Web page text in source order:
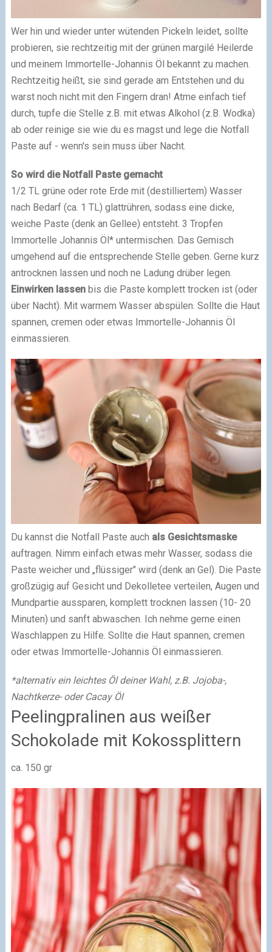
Wer hin und wieder unter wütenden Pickeln leidet, sollte
probieren, sie rechtzeitig mit der grünen margilé Heilerde
und meinem Immortelle-Johannis Öl bekannt zu machen.
Rechtzeitig heißt, sie sind gerade am Entstehen und du
warst noch nicht mit den Fingern dran! Atme einfach tief
durch, tupfe die Stelle z.B. mit etwas Alkohol (z.B. Wodka)
ab oder reinige sie wie du es magst und lege die Notfall
Paste auf - wenn's sein muss über Nacht.
So wird die Notfall Paste gemacht
1/2 TL grüne oder rote Erde mit (destilliertem) Wasser
nach Bedarf (ca. 1 TL) glattrühren, sodass eine dicke,
weiche Paste (denk an Gellee) entsteht. 3 Tropfen
Immortelle Johannis Öl* untermischen. Das Gemisch
umgehend auf die entsprechende Stelle geben. Gerne kurz
antrocknen lassen und noch ne Ladung drüber legen.
Einwirken lassenbis die Paste komplett trocken ist (oder
über Nacht). Mit warmem Wasser abspülen. Sollte die Haut
spannen, cremen oder etwas Immortelle-Johannis Öl
einmassieren.
Du kannst die Notfall Paste auch als Gesichtsmaske
auftragen. Nimm einfach etwas mehr Wasser, sodass die
Paste weicher und „flüssiger" wird (denk an Gel). Die Paste
großzügig auf Gesicht und Dekolletee verteilen, Augen und
Mundpartie aussparen, komplett trocknen lassen (10- 20
Minuten) und sanft abwaschen. Ich nehme gerne einen
Waschlappen zu Hilfe. Sollte die Haut spannen, cremen
oder etwas Immortelle-Johannis Öl einmassieren.
*alternativ ein leichtes Öl deiner Wahl, z.B. Jojoba-,
Nachtkerze- oder Cacay Öl
Peelingpralinen aus weißer
Schokolade mit Kokossplittern
ca. 150 gr